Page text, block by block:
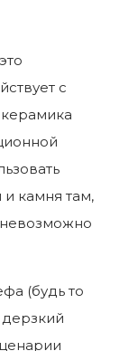
с
камня там,
(будь то
дерзкий